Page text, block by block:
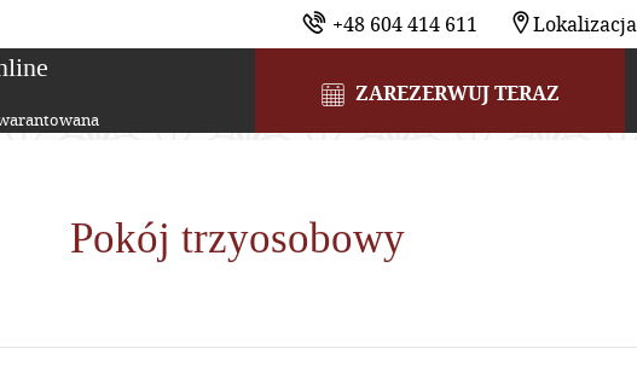
+48 604 414 611 Lokalizacja
ZAREZERWUJ TERAZ
Pokój trzyosobowy